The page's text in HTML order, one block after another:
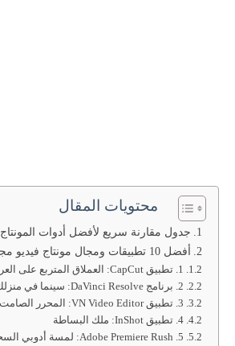
محتويات المقال
جدول مقارنة سريع لأفضل أدوات المونتاج
أفضل 10 تطبيقات ومجال مونتاج فيديو مجانية
1. تطبيق CapCut: العملاق المتربع على العرش
2. برنامج DaVinci Resolve: سينما في منزلك
3. تطبيق VN Video Editor: المحرر الصامت والأنيق
4. تطبيق InShot: ملك البساطة
5. Adobe Premiere Rush: لمسة أدوبي السحرية